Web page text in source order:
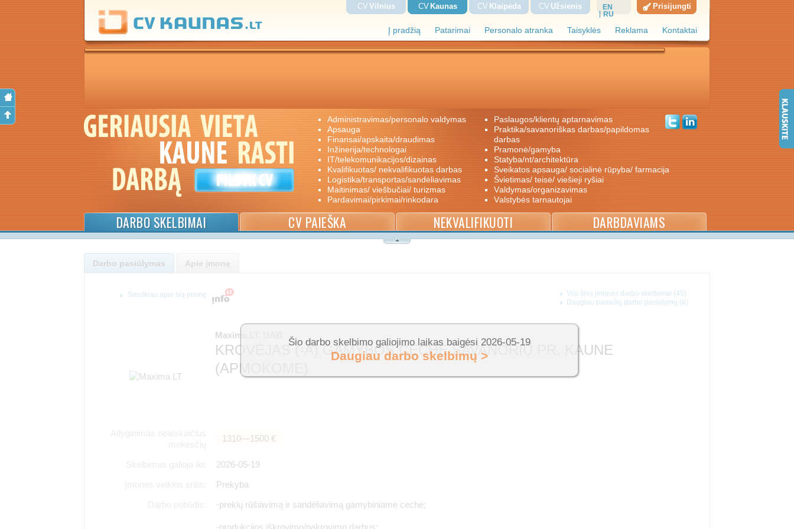
Į pradžią Patarimai Personalo atranka Taisyklės Reklama Kontaktai
CV Vilnius CV Kaunas CV Klaipėda CV Užsienis
EN
RU
Prisijungti
administravimas/personalo valdymas
apsauga
finansai/apskaita/draudimas
inžinerija/technologai
IT/telekomunikacijos/dizainas
kvalifikuotas/ nekvalifikuotas darbas
logistika/transportas/sandėliavimas
maitinimas/ viešbučiai/ turizmas
pardavimai/pirkimai/rinkodara
paslaugos/klientų aptarnavimas
praktika/savanoriškas darbas/papildomas
darbas
pramonė/gamyba
statyba/nt/architektūra
sveikatos apsauga/ socialinė rūpyba/ farmacija
švietimas/ teisė/ viešieji ryšiai
valdymas/organizavimas
valstybės tarnautojai
DARBO SKELBIMAI CV PAIEŠKA NEKVALIFIKUOTI DARBDAVIAMS
Darbo pasiūlymas Apie įmonę
Maxima LT, UAB
KROVĖJAS (-A) GAMYBOS CECHE SAVANORIŲ PR. KAUNE
(APMOKOME)
1310―1500 €
2026-05-19
Prekyba
-prekių rūšiavimą ir sandėliavimą gamybiniame ceche;
Visi šios įmonės darbo skelbimai (45)
Daugiau panašių darbo pasiūlymų (6)
Smulkiau apie šią įmonę
Šio darbo skelbimo galiojimo laikas baigėsi 2026-05-19
Daugiau darbo skelbimų >